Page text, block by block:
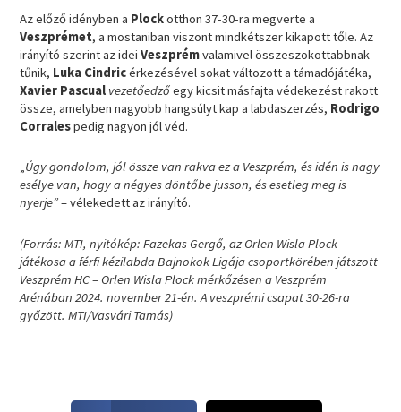
Az előző idényben a Plockotthon 37-30-ra megverte a
Veszprémet, a mostaniban viszont mindkétszer kikapott tőle. Az
irányító szerint az ideiVeszprémvalamivel összeszokottabbnak
tűnik, Luka Cindricérkezésével sokat változott a támadójátéka,
Xavier Pascual vezetőedzőegy kicsit másfajta védekezést rakott
össze, amelyben nagyobb hangsúlyt kap a labdaszerzés, Rodrigo
Corralespedig nagyon jól véd.
„Úgy gondolom, jól össze van rakva ez a Veszprém, és idén is nagy
esélye van, hogy a négyes döntőbe jusson, és esetleg meg is
nyerje”– vélekedett az irányító.
(Forrás: MTI, nyitókép: Fazekas Gergő, az Orlen Wisla Plock
játékosa a férfi kézilabda Bajnokok Ligája csoportkörében játszott
Veszprém HC – Orlen Wisla Plock mérkőzésen a Veszprém
Arénában 2024. november 21-én. A veszprémi csapat 30-26-ra
győzött. MTI/Vasvári Tamás)